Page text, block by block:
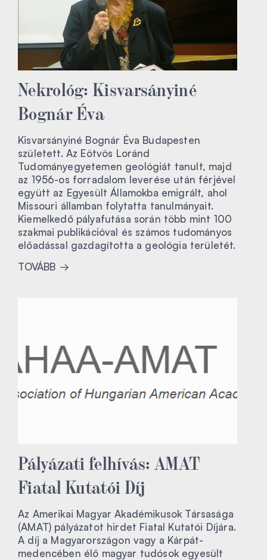
Nekrológ: Kisvarsányiné
Bognár Éva
Kisvarsányiné Bognár Éva Budapesten
született. Az Eötvös Loránd
Tudományegyetemen geológiát tanult, majd
az 1956-os forradalom leverése után férjével
együtt az Egyesült Államokba emigrált, ahol
Missouri államban folytatta tanulmányait.
Kiemelkedő pályafutása során több mint 100
szakmai publikációval és számos tudományos
előadással gazdagította a geológia területét.
TOVÁBB
Pályázati felhívás: AMAT
Fiatal Kutatói Díj
Az Amerikai Magyar Akadémikusok Társasága
(AMAT) pályázatot hirdet Fiatal Kutatói Díjára.
A díj a Magyarországon vagy a Kárpát-
medencében élő magyar tudósok egyesült